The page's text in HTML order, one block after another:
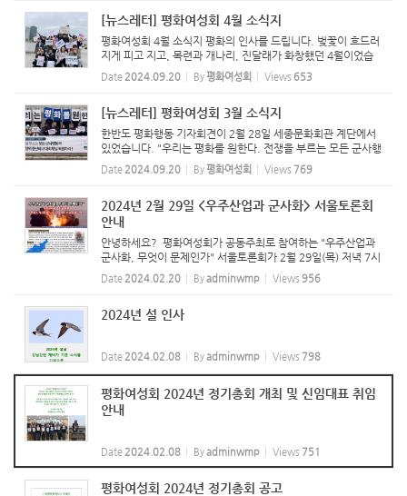
[뉴스레터] 평화여성회 4월 소식지
평화여성회 4월 소식지 평화의 인사를 드립니다. 벚꽃이 흐드러
지게 피고 지고, 목련과 개나리, 진달래가 화창했던 4월이었습
니다만 한반도 비극인 제주 43사건, 박정희 정권의 사법살인 49
사건, 10년 전 침몰한 세월호 사건 등 비극적인 현대사가 펼쳐진
Date 2024.09.20 By평화여성회 Views 653
[뉴스레터] 평화여성회 3월 소식지
한반도 평화행동 기자회견이 2월 28일 세종문화회관 계단에서
있었습니다. "우리는 평화를 원한다. 전쟁을 부르는 모든 군사행
동과 적대행위 중단하고 대화채널 복원하라"를 외쳤습니다. 38
여성대회가 3월 5일 청계천 광장에서 있었습니다. "여성 주권자
Date 2024.09.20 By평화여성회 Views 769
2024년 2월 29일 <우주산업과 군사화> 서울토론회
안내
안녕하세요? 평화여성회가 공동주최로 참여하는 "우주산업과
군사화, 무엇이 문제인가" 서울토론회가 2월 29일(목) 저녁 7시
참여연대에서 열립니다. 많은 관심과 참여 부탁드립니다! <우
주 산업과 군사화, 무엇이 문제인가> 우주군사화 중단을 위한 국
Date 2024.02.20 Byadminwmp Views 956
2024년 설 인사
Date 2024.02.08 Byadminwmp Views 798
평화여성회 2024년 정기총회 개최 및 신임대표 취임
안내
Date 2024.02.08 Byadminwmp Views 751
평화여성회 2024년 정기총회 공고